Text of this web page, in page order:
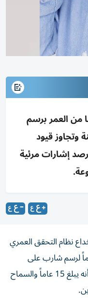
من العمر برسم
عمره بـ15 سنة وتجاوز قيود
إشارات مرئية
12 عاماً في خداع نظام التحقق العمري
لرسم شارب على
وجهه، ما دفع النظام إلى تصنيفه على أنه يبلغ 15 عاماً والسماح